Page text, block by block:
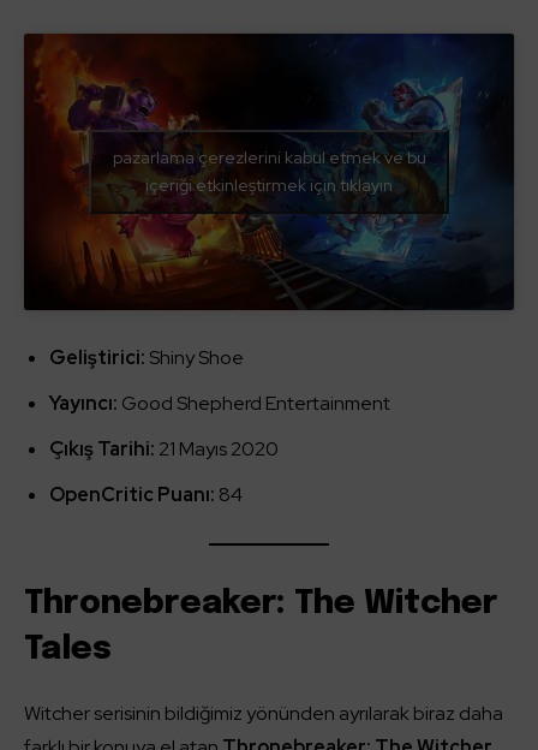
pazarlama çerezlerini kabul etmek ve bu
içeriği etkinleştirmek için tıklayın
Geliştirici: Shiny Shoe
Yayıncı: Good Shepherd Entertainment
Çıkış Tarihi: 21 Mayıs 2020
OpenCritic Puanı: 84
Thronebreaker: The Witcher
Tales
Witcher serisinin bildiğimiz yönünden ayrılarak biraz daha